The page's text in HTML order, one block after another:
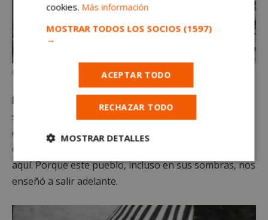
Cuando la banda del Longo atemorizaba Alcorcón
Pongamos que hablo de Alcorcón.
sin columpios, los portales oscuros y los códigos no
escritos. El de las cicatrices en el brazo y los silencios
en casa. Y pongamos también que sí, que seguimos
aquí. Porque este pueblo, incluso en sus sombras, nos
enseñó a salir adelante.
cookies. Más información
MOSTRAR TODOS LOS SOCIOS (1597)
→
ACEPTAR TODO
RECHAZAR TODO
MOSTRAR DETALLES
Cookies
estrictamente
necesarias
Cookies de
rendimiento